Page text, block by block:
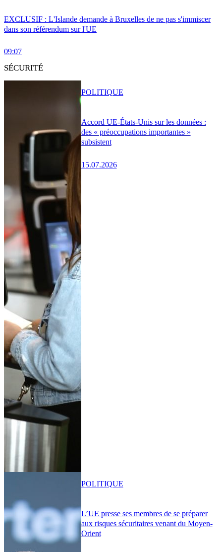
EXCLUSIF : L'Islande demande à Bruxelles de ne pas s'immiscer
dans son référendum sur l'UE
09:07
SÉCURITÉ
Accord UE-États-Unis sur les données :
des « préoccupations importantes »
subsistent
15.07.2026
POLITIQUE
L’UE presse ses membres de se préparer
aux risques sécuritaires venant du Moyen-
Orient
POLITIQUE